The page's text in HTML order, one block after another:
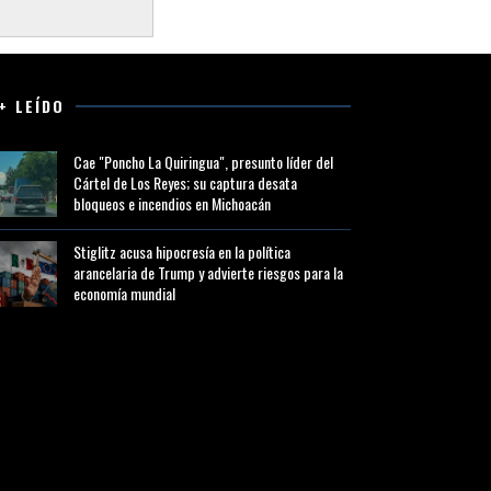
LEÍDO
Cae "Poncho La Quiringua", presunto líder del
Cártel de Los Reyes; su captura desata
bloqueos e incendios en Michoacán
Stiglitz acusa hipocresía en la política
arancelaria de Trump y advierte riesgos para la
economía mundial